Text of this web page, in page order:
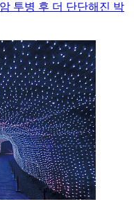
투병 후 더 단단해진 박